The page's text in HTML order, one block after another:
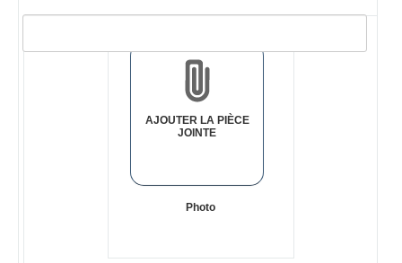
Validation
AJOUTER LA PIÈCE
JOINTE
Photo